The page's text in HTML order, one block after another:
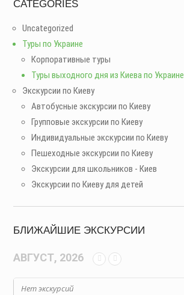
CATEGORIES
Uncategorized
Туры по Украине
Корпоративные туры
Туры выходного дня из Киева по Украине
Экскурсии по Киеву
Автобусные экскурсии по Киеву
Групповые экскурсии по Киеву
Индивидуальные экскурсии по Киеву
Пешеходные экскурсии по Киеву
Экскурсии для школьников - Киев
Экскурсии по Киеву для детей
БЛИЖАЙШИЕ ЭКСКУРСИИ
АВГУСТ, 2026
Нет экскурсий